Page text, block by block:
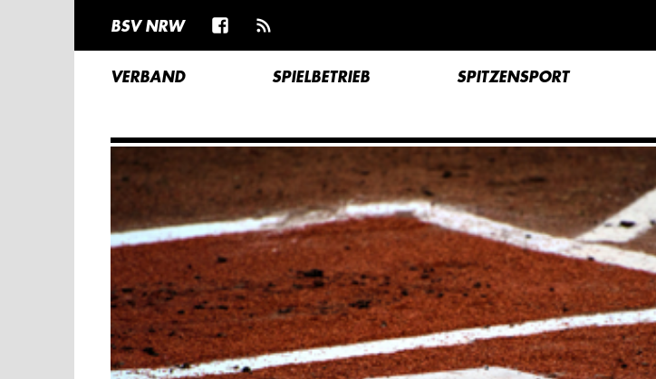
BSV NRW
VERBAND SPIELBETRIEB SPITZENSPORT